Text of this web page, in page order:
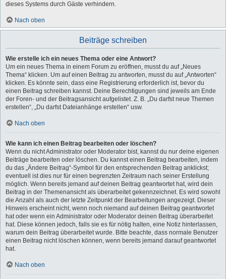
dieses Systems durch Gäste verhindern.
Nach oben
Beiträge schreiben
Wie erstelle ich ein neues Thema oder eine Antwort?
Um ein neues Thema in einem Forum zu eröffnen, musst du auf „Neues
Thema“ klicken. Um auf einen Beitrag zu antworten, musst du auf „Antworten“
klicken. Es könnte sein, dass eine Registrierung erforderlich ist, bevor du
einen Beitrag schreiben kannst. Deine Berechtigungen sind jeweils am Ende
der Foren- und der Beitragsansicht aufgelistet. Z. B. „Du darfst neue Themen
erstellen“, „Du darfst Dateianhänge erstellen“ usw.
Nach oben
Wie kann ich einen Beitrag bearbeiten oder löschen?
Wenn du nicht Administrator oder Moderator bist, kannst du nur deine eigenen
Beiträge bearbeiten oder löschen. Du kannst einen Beitrag bearbeiten, indem
du das „Ändere Beitrag“-Symbol für den entsprechenden Beitrag anklickst;
eventuell ist dies nur für einen begrenzten Zeitraum nach seiner Erstellung
möglich. Wenn bereits jemand auf deinen Beitrag geantwortet hat, wird dein
Beitrag in der Themenansicht als überarbeitet gekennzeichnet. Es wird sowohl
die Anzahl als auch der letzte Zeitpunkt der Bearbeitungen angezeigt. Dieser
Hinweis erscheint nicht, wenn noch niemand auf deinen Beitrag geantwortet
hat oder wenn ein Administrator oder Moderator deinen Beitrag überarbeitet
hat. Diese können jedoch, falls sie es für nötig halten, eine Notiz hinterlassen,
warum dein Beitrag überarbeitet wurde. Bitte beachte, dass normale Benutzer
einen Beitrag nicht löschen können, wenn bereits jemand darauf geantwortet
hat.
Nach oben